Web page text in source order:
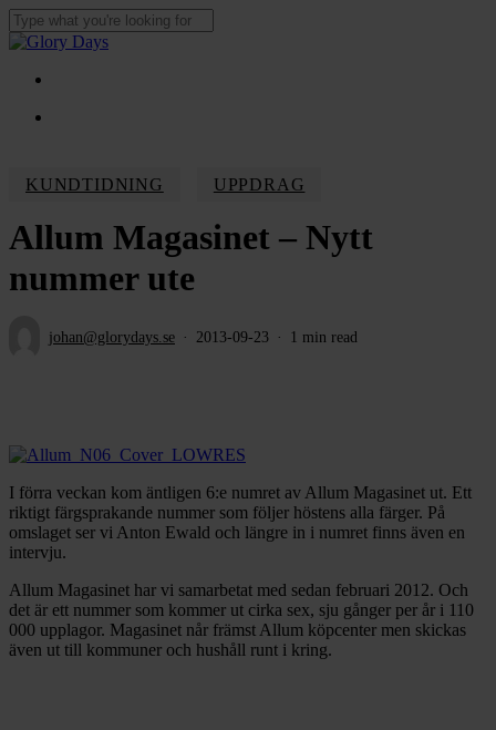
Skip
to
content
Close
Menu
KUNDTIDNING UPPDRAG
Allum Magasinet – Nytt
nummer ute
johan@glorydays.se 2013-09-23 1 min read
I förra veckan kom äntligen 6:e numret av Allum Magasinet ut. Ett
riktigt färgsprakande nummer som följer höstens alla färger. På
omslaget ser vi Anton Ewald och längre in i numret finns även en
intervju.
Allum Magasinet har vi samarbetat med sedan februari 2012. Och
det är ett nummer som kommer ut cirka sex, sju gånger per år i 110
000 upplagor. Magasinet når främst Allum köpcenter men skickas
även ut till kommuner och hushåll runt i kring.